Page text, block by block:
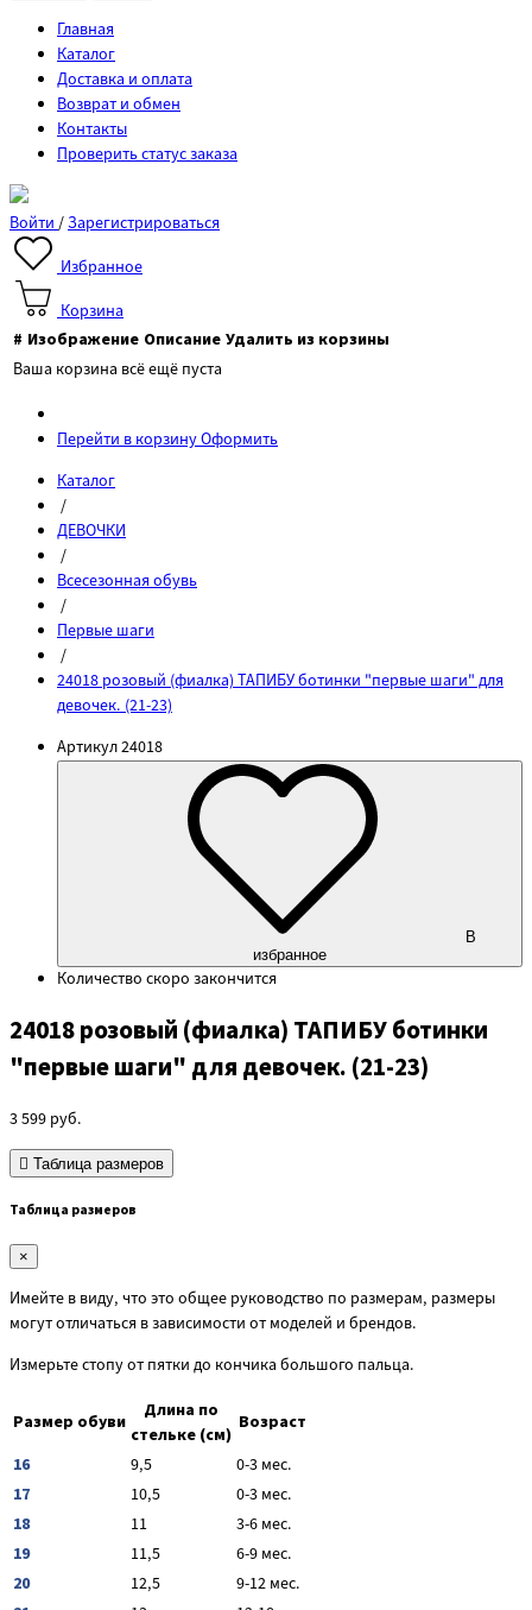
Главная
Каталог
Доставка и оплата
Возврат и обмен
Контакты
Проверить статус заказа
Войти/Зарегистрироваться
Избранное
Корзина
# Изображение Описание Удалить из корзины
Ваша корзина всё ещё пуста
Перейти в корзинуОформить
Каталог
/
ДЕВОЧКИ
/
Всесезонная обувь
/
Первые шаги
/
24018 розовый (фиалка) ТАПИБУ ботинки "первые шаги" для
девочек. (21-23)
Артикул24018
В
избранное
Количество скоро закончится
24018 розовый (фиалка) ТАПИБУ ботинки
"первые шаги" для девочек. (21-23)
3 599 руб.
Таблица размеров
Таблица размеров
×
Имейте в виду, что это общее руководство по размерам, размеры
могут отличаться в зависимости от моделей и брендов.
Измерьте стопу от пятки до кончика большого пальца.
Размер обуви
Длина по
стельке (см)
Возраст
16
9,5
0-3 мес.
17
10,5
0-3 мес.
18
11
3-6 мес.
19
11,5
6-9 мес.
20
12,5
9-12 мес.